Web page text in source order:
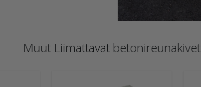
Muut Liimattavat betonireunakivet